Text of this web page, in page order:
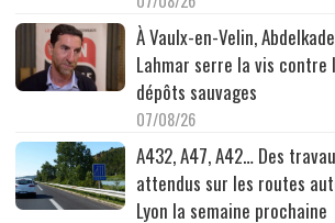
À Vaulx-en-Velin,
Lahmar serre la vis contre
dépôts sauvages
07/08/26
A432, A47, A42… Des
attendus sur les routes
Lyon la semaine prochaine